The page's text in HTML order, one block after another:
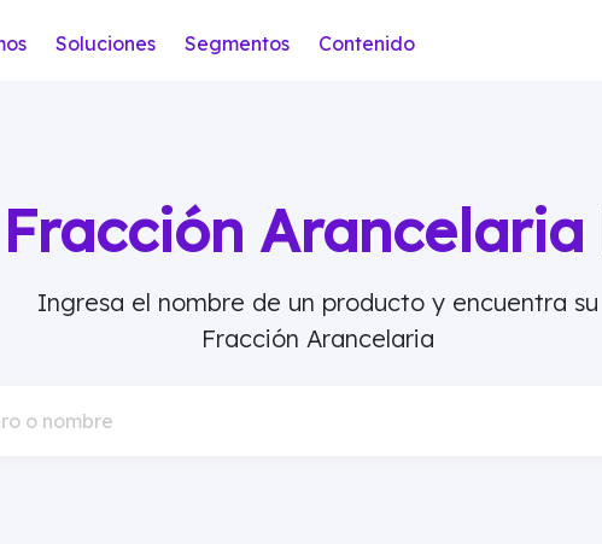
Soluciones Segmentos Contenido
Ingresa el nombre de un producto y encuentra su
Fracción Arancelaria
o nombre